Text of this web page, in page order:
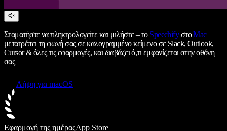
Σταματήστε να πληκτρολογείτε και μιλήστε – το SpeechifyστοMac
μετατρέπει τη φωνή σας σε καλογραμμένο κείμενο σε Slack, Outlook,
Cursor & όλες τις εφαρμογές, και διαβάζει ό,τι εμφανίζεται στην οθόνη
σας
Λήψη για macOS
Εφαρμογή της ημέραςApp Store